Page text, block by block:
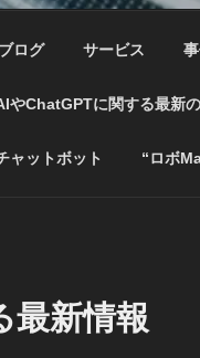
ブログ サービス
やChatGPTに関する最新
ャットボット “ロボ
最新情報